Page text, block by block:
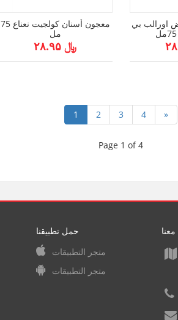
معجون أسنان كولجيت نعناع 75
مل
﷼ ۲۸.۹۵
اورالب بي
1 2 3 4 »
Page 1 of 4
حمل تطبيقنا
متجر التطبيقات
متجر التطبيقات